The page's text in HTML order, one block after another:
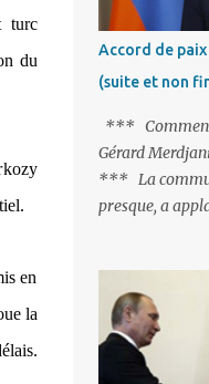
turc
du
en
la
plus d'ailleurs
tandem turco-
précède la
exclusivement
« l'Arménie
présidents
pas grâce à ses
noms, avant
arménienne,
Accord de
(suite et non
***
Gérard
*** La
presque, a
plus qu’à le
que le projet
articles, dont
accord. Les